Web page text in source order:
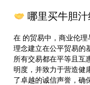
哪里买牛胆
在 的贸易中，商业伦
理念建立在公平贸易的
所有交易都在平等且互
明度，并致力于营造健
了卓越的诚信声誉，确